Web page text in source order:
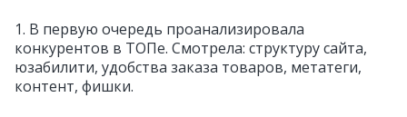
1. В первую очередь проанализировала
конкурентов в ТОПе. Смотрела: структуру сайта,
юзабилити, удобства заказа товаров, метатеги,
контент, фишки.